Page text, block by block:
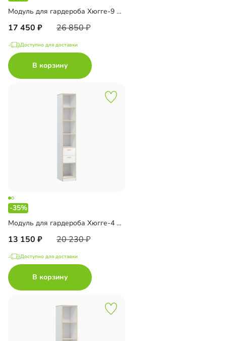
Модуль для гардероба Хюгге-9 Белый
17 450 26 850
Доступно для доставки
В корзину
-35%
Модуль для гардероба Хюгге-4 Белый
13 150 20 230
Доступно для доставки
В корзину